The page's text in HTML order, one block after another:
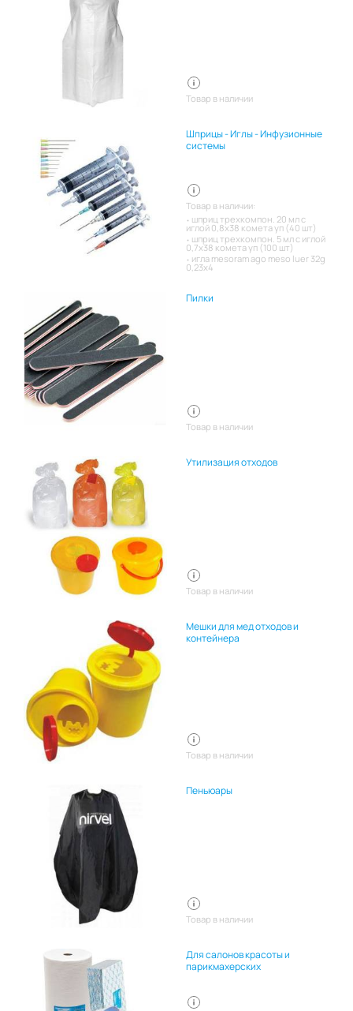
Товар в наличии
Шприцы - Иглы - Инфузионные
системы
Товар в наличии:
шприц трехкомпон. 20 мл с
иглой 0,8х38 комета уп (40 шт)
шприц трехкомпон. 5 мл с иглой
0,7х38 комета уп (100 шт)
игла mesoram ago meso luer 32g
0,23x4
Пилки
Товар в наличии
Утилизация отходов
Товар в наличии
Мешки для мед отходов и
контейнера
Товар в наличии
Пеньюары
Товар в наличии
Для салонов красоты и
парикмахерских